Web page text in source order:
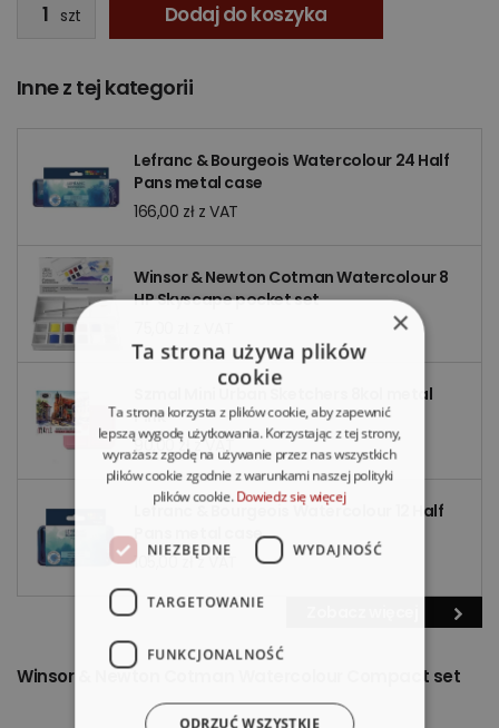
szt Dodaj do koszyka
Inne z tej kategorii
Lefranc & Bourgeois Watercolour 24 Half
Pans metal case
166,00 zł z VAT
Winsor & Newton Cotman Watercolour 8
HP Skyscape pocket set
Szmal Mini Urban Sketchers 8kol metal
Pink
90,00 zł z VAT
Lefranc & Bourgeois Watercolour 12 Half
Pans metal case
105,00 zł z VAT
Winsor & Newton Cotman Watercolour Compact set
×
Ta strona używa plików
cookie
Ta strona korzysta z plików cookie, aby zapewnić
lepszą wygodę użytkowania. Korzystając z tej strony,
wyrażasz zgodę na używanie przez nas wszystkich
plików cookie zgodnie z warunkami naszej polityki
plików cookie.Dowiedz się więcej
NIEZBĘDNE WYDAJNOŚĆ
TARGETOWANIE
FUNKCJONALNOŚĆ
ODRZUĆ WSZYSTKIE